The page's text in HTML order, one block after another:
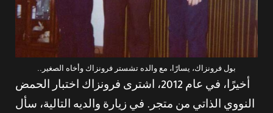
بول فرونزاك، يسارًا، مع والده تشستر فرونزاك وأخاه الصغير..
أخيرًا، في عام 2012، اشترى فرونزاك اختبار الحمض
النووي الذاتي من متجر. في زيارة والديه التالية، سأل